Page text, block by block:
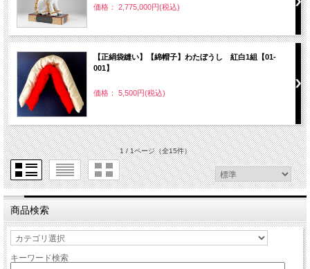
価格： 2,775,000円(税込)
【正絹袋縫い】【綿帽子】わたぼうし 紅白1組【01-
001】
価格： 5,500円(税込)
1 / 1ページ（全15件）
商品検索
キーワード検索